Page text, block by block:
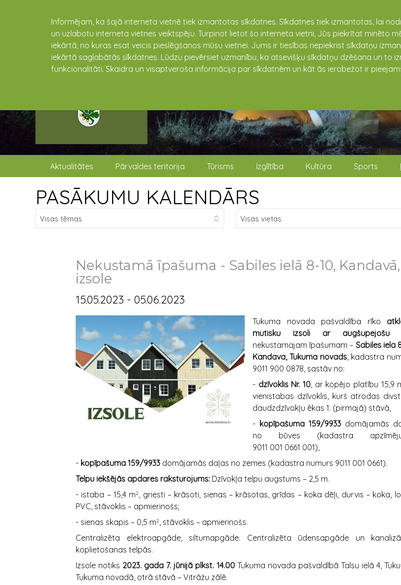
Informējam, ka šajā interneta vietnē tiek izmantotas sīkdatnes. Sīkdatnes tiek izmantotas, lai
un uzlabotu interneta vietnes veiktspēju. Turpinot lietot šo interneta vietni, Jūs piekrītat minēto
iekārtā, no kuras esat veicis pieslēgšanos mūsu vietnei. Jums ir tiesības nepiekrist sīkdatņu
iekārtā saglabātās sīkdatnes. Lūdzu pievērsiet uzmanību, ka atsevišķu sīkdatņu dzēšana un to
funkcionalitāti. Skaidra un visaptveroša informācija par sīkdatnēm un kāt ās ierobežot ir
Aktualitātes Pārvaldes teritorija Tūrisms Izglītība Kultūra Sports
PASĀKUMU KALENDĀRS
Nekustamā īpašuma - Sabiles ielā 8-10, Kandavā,
izsole
15.05.2023 - 05.06.2023
Tukuma novada pašvaldība rīko
mutisku izsoli ar augšupejošu
nekustamajam īpašumam – Sabiles iela
Kandava, Tukuma novads , kadastra
9011 900 0878, sastāv no:
- dzīvoklis Nr. 10 , ar kopējo platību 15,9
vienistabas dzīvoklis, kurš atrodas
daudzdzīvokļu ēkas 1. (pirmajā) stāvā,
- kopīpašuma 159/9933 domājamās
no būves (kadastra
9011 001 0661 001),
- kopīpašuma 159/9933 domājamās daļas no zemes (kadastra numurs 9011 001 0661).
Telpu iekšējās apdares raksturojums: Dzīvokļa telpu augstums – 2,5 m.
- istaba – 15,4 m2
, griesti – krāsoti, sienas – krāsotas, grīdas – koka dēļi, durvis – koka,
PVC, stāvoklis – apmierinošs;
- sienas skapis – 0,5 m2
, stāvoklis – apmierinošs.
Centralizēta elektroapgāde, siltumapgāde. Centralizēta ūdensapgāde un
koplietošanas telpās.
Izsole notiks 2023. gada 7. jūnijā plkst. 14.00 Tukuma novada pašvaldībā Talsu ielā 4,
Tukuma novadā, otrā stāvā – Vitrāžu zālē.